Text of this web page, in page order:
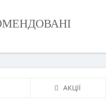
АКЦІЇ